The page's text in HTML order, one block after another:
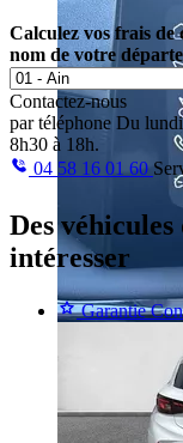
Calculez vos frais de
nom de votre
Contactez-nous
par téléphone Du lundi
8h30 à 18h.
04 58 16 01 60
Des véhicules
intéresser
Garantie